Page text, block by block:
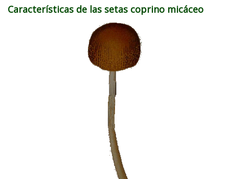
Características de las setas coprino micáceo